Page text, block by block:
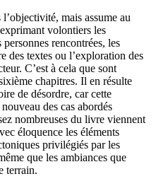
mais assume au
volontiers les
rencontrées, les
des textes ou l’exploration des
C’est à cela que sont
chapitres. Il en résulte
de désordre, car cette
des cas abordés
nombreuses du livre viennent
éloquence les éléments
privilégiés par les
que les ambiances que
terrain.